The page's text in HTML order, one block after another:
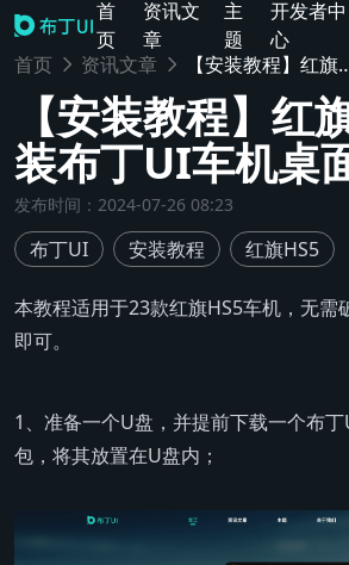
首
页
资讯文
章
主
题
开发者中
心
首页
资讯文章 【安装教程】红旗
【安装教程】红
装布丁UI车机桌
发布时间 ： 2024-07-26 08:23
布丁UI 安装教程 红旗HS5
本教程适用于23款红旗HS5车机，无需
即可。
1、准备一个U盘，并提前下载一个布
包，将其放置在U盘内；